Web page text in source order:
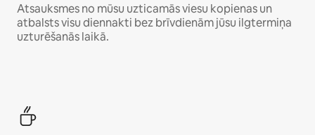
Atsauksmes no mūsu uzticamās viesu kopienas un
atbalsts visu diennakti bez brīvdienām jūsu ilgtermiņa
uzturēšanās laikā.